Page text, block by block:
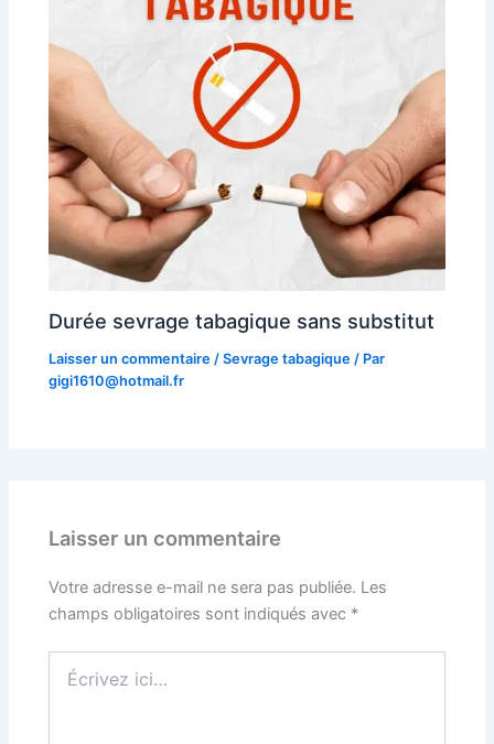
Durée sevrage tabagique sans substitut
Laisser un commentaire /Sevrage tabagique / Par
gigi1610@hotmail.fr
Laisser un commentaire
Votre adresse e-mail ne sera pas publiée. Les
champs obligatoires sont indiqués avec *
ici…